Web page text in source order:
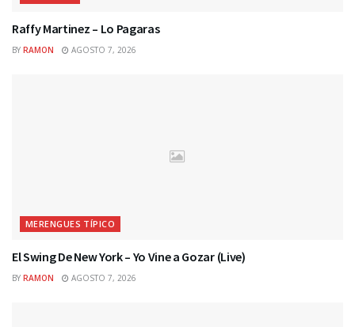
Raffy Martinez – Lo Pagaras
BY RAMON AGOSTO 7, 2026
MERENGUES TÍPICO
El Swing De New York – Yo Vine a Gozar (Live)
BY RAMON AGOSTO 7, 2026